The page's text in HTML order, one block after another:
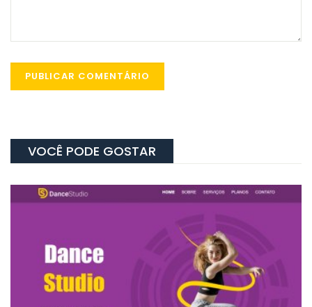
VOCÊ PODE GOSTAR